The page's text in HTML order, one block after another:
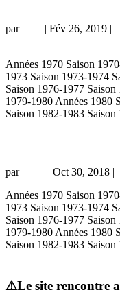
par | Fév 26, 2019 |
Années 1970 Saison
1973 Saison 1973-1974
Saison 1976-1977
1979-1980 Années 1980
Saison 1982-1983
par | Oct 30, 2018 |
Années 1970 Saison
1973 Saison 1973-1974
Saison 1976-1977
1979-1980 Années 1980
Saison 1982-1983
⚠️Le site rencontre